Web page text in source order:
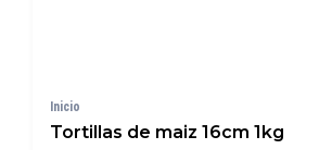
Inicio
Tortillas de maiz 16cm 1kg